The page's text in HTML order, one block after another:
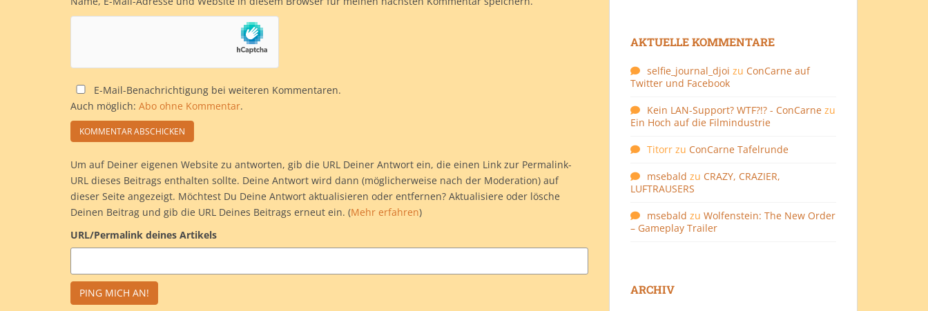
E-Mail-Benachrichtigung bei weiteren Kommentaren.
Auch möglich: Abo ohne Kommentar.
Um auf Deiner eigenen Website zu antworten, gib die URL Deiner Antwort ein, die einen Link zur Permalink-
URL dieses Beitrags enthalten sollte. Deine Antwort wird dann (möglicherweise nach der Moderation) auf
dieser Seite angezeigt. Möchtest Du Deine Antwort aktualisieren oder entfernen? Aktualisiere oder lösche
Deinen Beitrag und gib die URL Deines Beitrags erneut ein. (Mehr erfahren)
URL/Permalink deines Artikels
AKTUELLE KOMMENTARE
selfie_journal_djoi zu ConCarne auf
Twitter und Facebook
Kein LAN-Support? WTF?!? - ConCarne zu
Ein Hoch auf die Filmindustrie
Titorr zu ConCarne Tafelrunde
msebald zu CRAZY, CRAZIER,
LUFTRAUSERS
msebald zu Wolfenstein: The New Order
– Gameplay Trailer
ARCHIV